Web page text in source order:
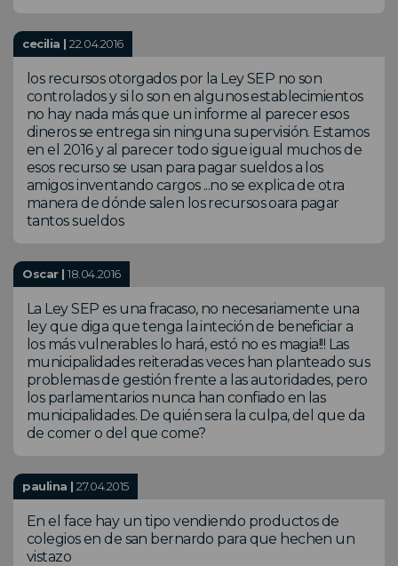
cecilia |22.04.2016
los recursos otorgados por la Ley SEP no son
controlados y si lo son en algunos establecimientos
no hay nada más que un informe al parecer esos
dineros se entrega sin ninguna supervisión. Estamos
en el 2016 y al parecer todo sigue igual muchos de
esos recurso se usan para pagar sueldos a los
amigos inventando cargos ...no se explica de otra
manera de dónde salen los recursos oara pagar
tantos sueldos
Oscar |18.04.2016
La Ley SEP es una fracaso, no necesariamente una
ley que diga que tenga la inteción de beneficiar a
los más vulnerables lo hará, estó no es magia!!! Las
municipalidades reiteradas veces han planteado sus
problemas de gestión frente a las autoridades, pero
los parlamentarios nunca han confiado en las
municipalidades. De quién sera la culpa, del que da
de comer o del que come?
paulina |27.04.2015
En el face hay un tipo vendiendo productos de
colegios en de san bernardo para que hechen un
vistazo